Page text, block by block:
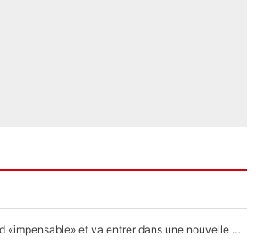
F1 - Alpine signe un accord «impensable» et va entrer dans une nouvelle dimension : Grande nouvelle pour Pierre Gasly !